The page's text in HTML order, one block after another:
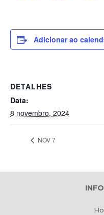
Adicionar ao
DETALHES
Data:
8 novembro, 2024
NOV 7